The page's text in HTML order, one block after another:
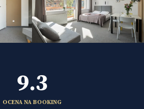
OCENA NA BOOKING
9.3